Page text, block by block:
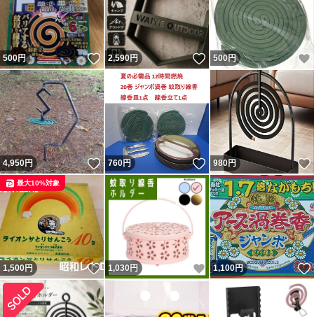
500円 いいね！
2,590円 いいね！
500円
4,950円 いいね！
760円 いいね！
980円
1,500円 いいね！
最大10%対象
1,030 円 いいね！
1,100円